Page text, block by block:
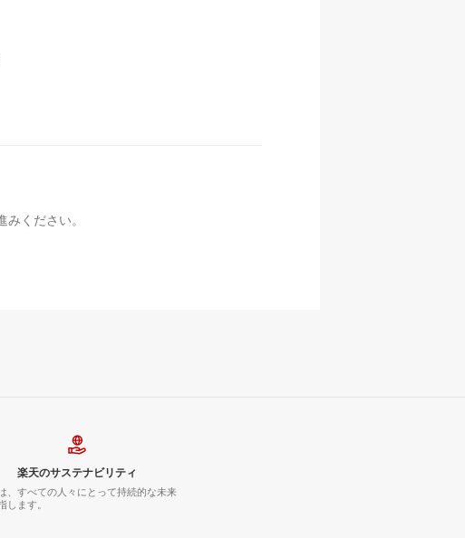
ください。
楽天のサステナビリティ
、すべての人々にとって持続的な未来
します。